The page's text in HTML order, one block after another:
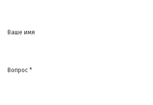
Ваше имя
Вопрос *